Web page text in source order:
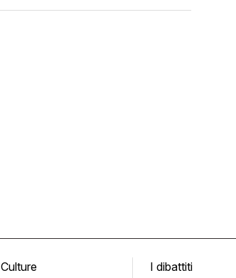
Culture
I dibattiti